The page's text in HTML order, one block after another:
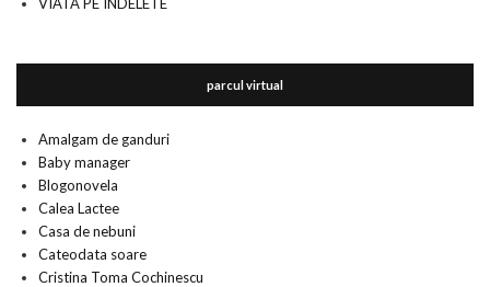
parcul virtual
Amalgam de ganduri
Baby manager
Blogonovela
Calea Lactee
Casa de nebuni
Cateodata soare
Cristina Toma Cochinescu